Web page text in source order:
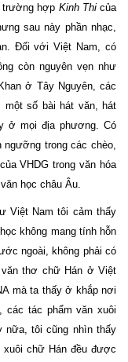
trường hợp Kinh Thicủa
sau này phần nhạc,
Đối với Việt Nam, có
còn nguyên vẹn như
ở Tây Nguyên, các
một số bài hát văn, hát
ở mọi địa phương. Có
trong các chèo,
VHDG trong văn hóa
học châu Âu.
Việt Nam tôi cảm thấy
không mang tính hỗn
ngoài, không phải có
thơ chữ Hán ở Việt
mà ta thấy ở khắp nơi
các tác phẩm văn xuôi
nữa, tôi cũng nhìn thấy
chữ Hán đều được